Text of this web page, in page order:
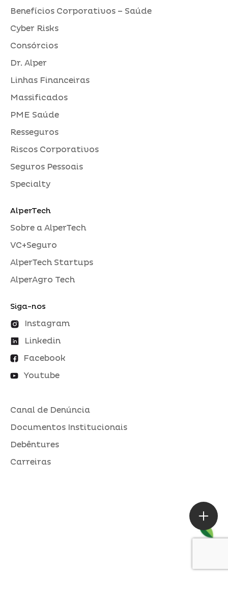
Benefícios Corporativos – Saúde
Cyber Risks
Consórcios
Dr. Alper
Linhas Financeiras
Massificados
PME Saúde
Resseguros
Riscos Corporativos
Seguros Pessoais
Specialty
AlperTech
Sobre a AlperTech
VC+Seguro
AlperTech Startups
AlperAgro Tech
Siga-nos
Instagram
Linkedin
Facebook
Youtube
Canal de Denúncia
Documentos Institucionais
Debêntures
Carreiras